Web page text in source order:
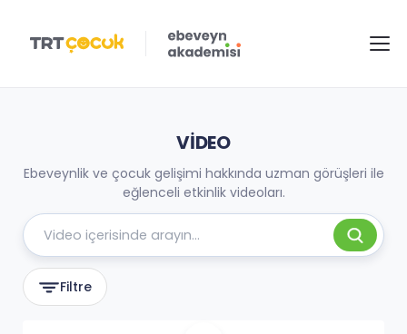
VIDEO
Ebeveynlik ve çocuk gelişimi hakkında uzman görüşleri ile
eğlenceli etkinlik videoları.
Filtre